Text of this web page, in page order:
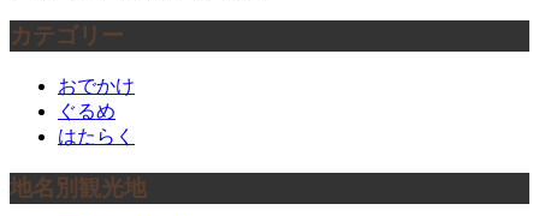
カテゴリー
おでかけ
ぐるめ
はたらく
地名別観光地